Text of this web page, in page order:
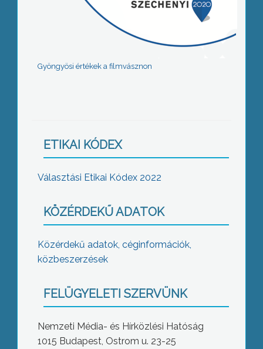
Gyöngyösi értékek a filmvásznon
ETIKAI KÓDEX
Választási Etikai Kódex 2022
KÖZÉRDEKŰ ADATOK
Közérdekű adatok, céginformációk,
közbeszerzések
FELÜGYELETI SZERVÜNK
Nemzeti Média- és Hírközlési Hatóság
1015 Budapest, Ostrom u. 23-25